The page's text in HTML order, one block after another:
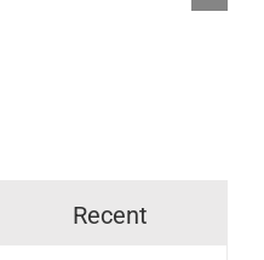
Recent